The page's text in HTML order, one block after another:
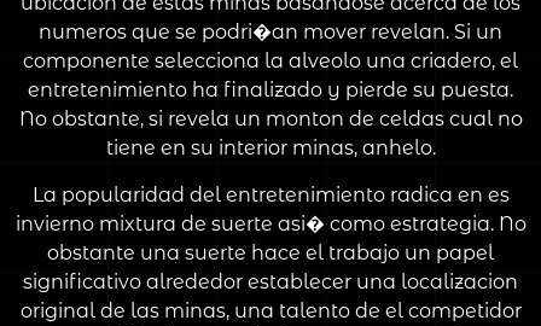
numeros que se podri�an mover revelan. Si un
componente selecciona la alveolo una criadero, el
entretenimiento ha finalizado y pierde su puesta.
No obstante, si revela un monton de celdas cual no
tiene en su interior minas, anhelo.
La popularidad del entretenimiento radica en es
invierno mixtura de suerte asi� como estrategia. No
obstante una suerte hace el trabajo un papel
significativo alrededor establecer una localizacion
original de las minas, una talento de el competidor